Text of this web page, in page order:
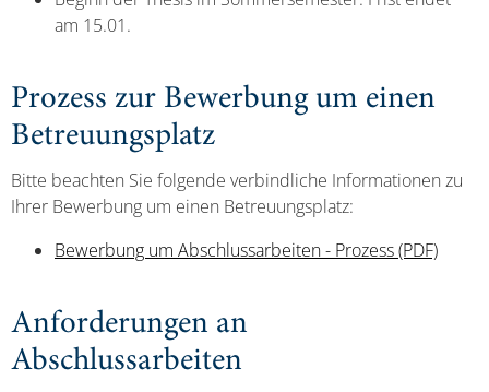
am 15.01.
Prozess zur Bewerbung um einen
Betreuungsplatz
Bitte beachten Sie folgende verbindliche Informationen zu
Ihrer Bewerbung um einen Betreuungsplatz:
Bewerbung um Abschlussarbeiten - Prozess (PDF)
Anforderungen an
Abschlussarbeiten